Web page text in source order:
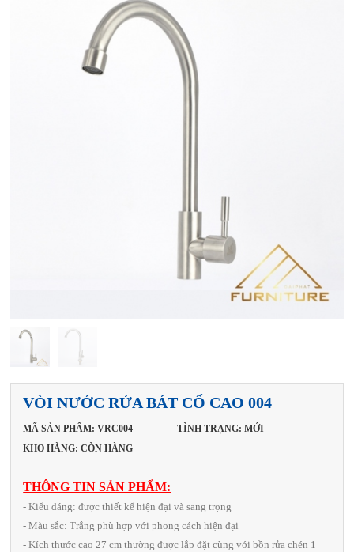
VÒI NƯỚC RỬA BÁT CỔ CAO 004
MÃ SẢN PHẨM: VRC004
TÌNH TRẠNG: MỚI
KHO HÀNG: CÒN HÀNG
THÔNG TIN SẢN PHẨM:
- Kiểu dáng: được thiết kế hiện đại và sang trọng
- Màu sắc: Trắng phù hợp với phong cách hiện đại
- Kích thước cao 27 cm thường được lắp đặt cùng với bồn rửa chén 1